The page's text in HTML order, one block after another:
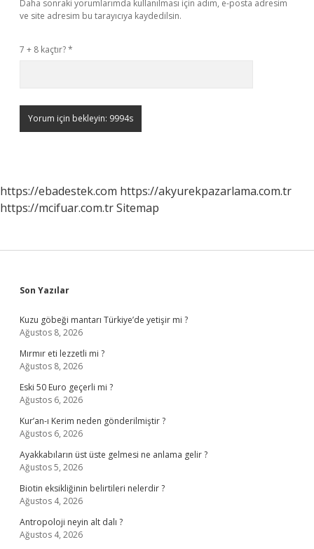
Daha sonraki yorumlarımda kullanılması için adım, e-posta adresim
ve site adresim bu tarayıcıya kaydedilsin.
7 + 8 kaçtır?*
https://ebadestek.com https://akyurekpazarlama.com.tr
https://mcifuar.com.trSitemap
Sidebar
Son Yazılar
Kuzu göbeği mantarı Türkiye’de yetişir mi ?
Ağustos 8, 2026
Mırmır eti lezzetli mi ?
Ağustos 8, 2026
Eski 50 Euro geçerli mi ?
Ağustos 6, 2026
Kur’an-ı Kerim neden gönderilmiştir ?
Ağustos 6, 2026
Ayakkabıların üst üste gelmesi ne anlama gelir ?
Ağustos 5, 2026
Biotin eksikliğinin belirtileri nelerdir ?
Ağustos 4, 2026
Antropoloji neyin alt dalı ?
Ağustos 4, 2026